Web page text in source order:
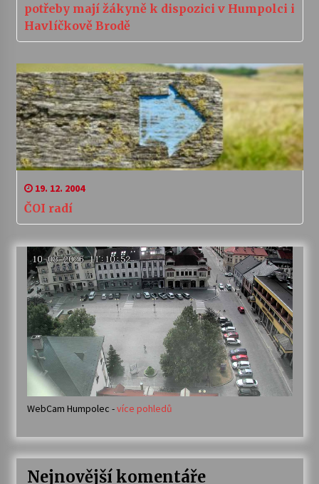
potřeby mají žákyně k dispozici v Humpolci i
Havlíčkově Brodě
19. 12. 2004
ČOI radí
WebCam Humpolec -více pohledů
Nejnovější komentáře